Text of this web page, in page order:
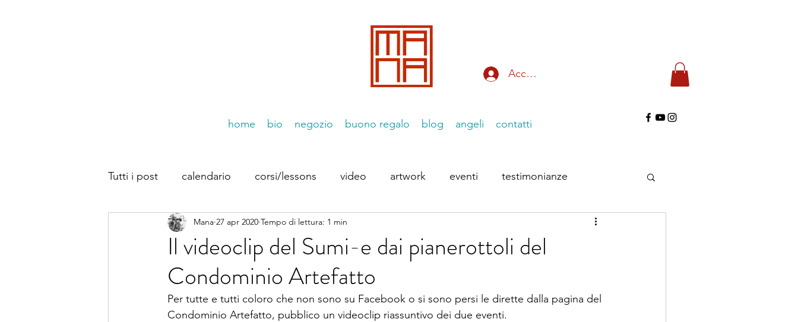
Accedi
home bio negozio buono regalo blog angeli contatti
Tutti i post calendario corsi/lessons video artwork eventi testimonianze
trompe dal web Dirette Instagram le Essenziiali
Il videoclip del Sumi-e dai pianerottoli del
Condominio Artefatto
Mana 27 apr 2020 Tempo di lettura: 1 min
Per tutte e tutti coloro che non sono su Facebook o si sono persi le dirette dalla pagina del
Condominio Artefatto, pubblico un videoclip riassuntivo dei due eventi.